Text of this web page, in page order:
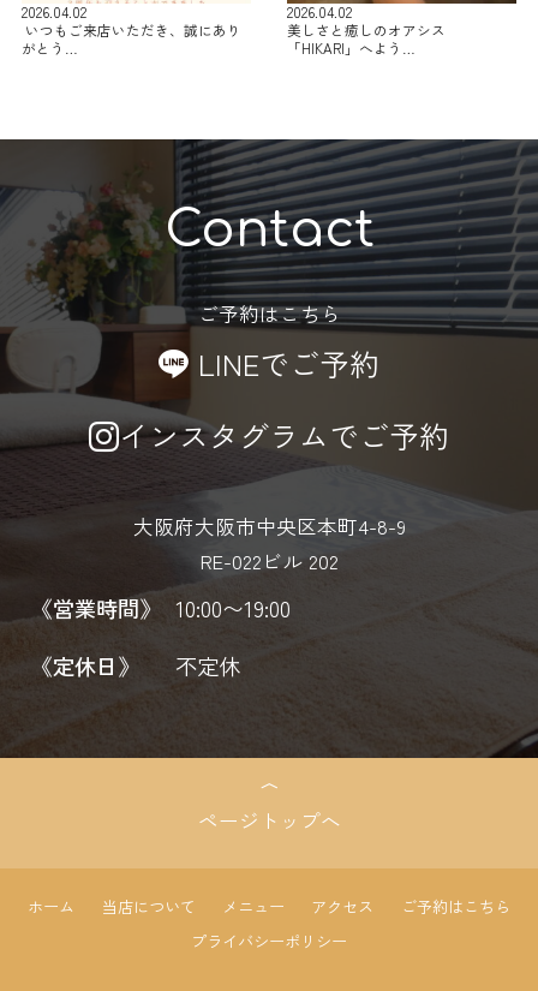
2026.04.02
⁡ いつもご来店いただき、誠にあり
がとう…
2026.04.02
美しさと癒しのオアシス
「HIKARI」へよう…
Contact
ご予約はこちら
LINEでご予約
インスタグラムでご予約
大阪府大阪市中央区本町4-8-9
RE-022ビル 202
《営業時間》
10:00〜19:00
《定休日》
不定休
ページトップへ
ホーム 当店について メニュー アクセス
ご予約はこちら
プライバシーポリシー